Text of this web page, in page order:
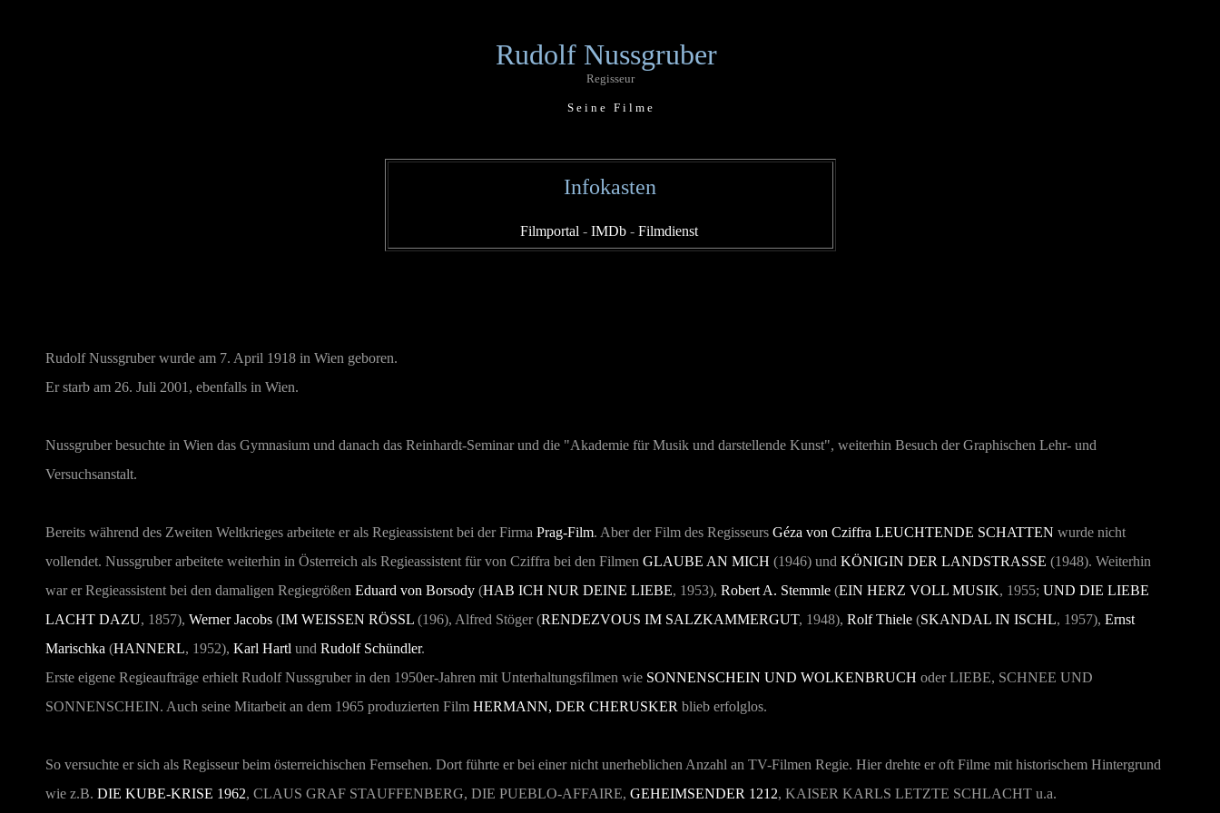
Rudolf Nussgruber
Regisseur
S e i n e F i l m e
Infokasten
Filmportal - IMDb- Filmdienst
Rudolf Nussgruber wurde am 7. April 1918 in Wien geboren.
Er starb am 26. Juli 2001, ebenfalls in Wien.
Nussgruber besuchte in Wien das Gymnasium und danach das Reinhardt-Seminar und die "Akademie für Musik und darstellende Kunst", weiterhin Besuch der Graphischen Lehr- und
Versuchsanstalt.
Bereits während des Zweiten Weltkrieges arbeitete er als Regieassistent bei der Firma Prag-Film. Aber der Film des Regisseurs Géza von Cziffra LEUCHTENDE SCHATTEN wurde nicht
vollendet. Nussgruber arbeitete weiterhin in Österreich als Regieassistent für von Cziffra bei den Filmen GLAUBE AN MICH (1946) und KÖNIGIN DER LANDSTRASSE (1948). Weiterhin
war er Regieassistent bei den damaligen Regiegrößen Eduard von Borsody (HAB ICH NUR DEINE LIEBE, 1953), Robert A. Stemmle (EIN HERZ VOLL MUSIK, 1955; UND DIE LIEBE
LACHT DAZU, 1857), Werner Jacobs (IM WEISSEN RÖSSL (196), Alfred Stöger (RENDEZVOUS IM SALZKAMMERGUT, 1948), Rolf Thiele (SKANDAL IN ISCHL, 1957), Ernst
Marischka (HANNERL, 1952), Karl Hartl und Rudolf Schündler.
Erste eigene Regieaufträge erhielt Rudolf Nussgruber in den 1950er-Jahren mit Unterhaltungsfilmen wie SONNENSCHEIN UND WOLKENBRUCH oderLIEBE, SCHNEE UND
SONNENSCHEIN. Auch seine Mitarbeit an dem 1965 produzierten Film HERMANN, DER CHERUSKER blieb erfolglos.
So versuchte er sich als Regisseur beim österreichischen Fernsehen. Dort führte er bei einer nicht unerheblichen Anzahl an TV-Filmen Regie. Hier drehte er oft Filme mit historischem Hintergrund
wie z.B. DIE KUBE-KRISE 1962, CLAUS GRAF STAUFFENBERG, DIE PUEBLO-AFFAIRE, GEHEIMSENDER 1212, KAISER KARLS LETZTE SCHLACHT u.a.